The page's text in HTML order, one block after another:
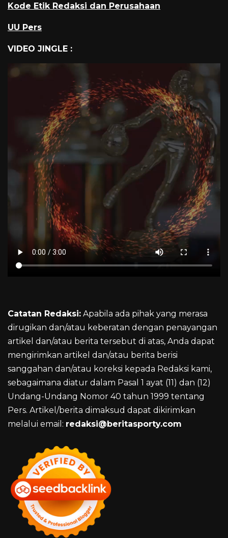
Kode Etik Redaksi dan Perusahaan
UU Pers
VIDEO JINGLE :
Catatan Redaksi: Apabila ada pihak yang merasa
dirugikan dan/atau keberatan dengan penayangan
artikel dan/atau berita tersebut di atas, Anda dapat
mengirimkan artikel dan/atau berita berisi
sanggahan dan/atau koreksi kepada Redaksi kami,
sebagaimana diatur dalam Pasal 1 ayat (11) dan (12)
Undang-Undang Nomor 40 tahun 1999 tentang
Pers. Artikel/berita dimaksud dapat dikirimkan
melalui email: redaksi@beritasporty.com